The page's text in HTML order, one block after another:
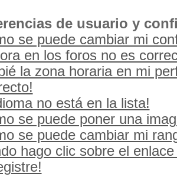
de usuario y
se puede cambiar mi
en los foros no es
la zona horaria en mi
no está en la lista!
se puede poner una
se puede cambiar mi
hago clic sobre el